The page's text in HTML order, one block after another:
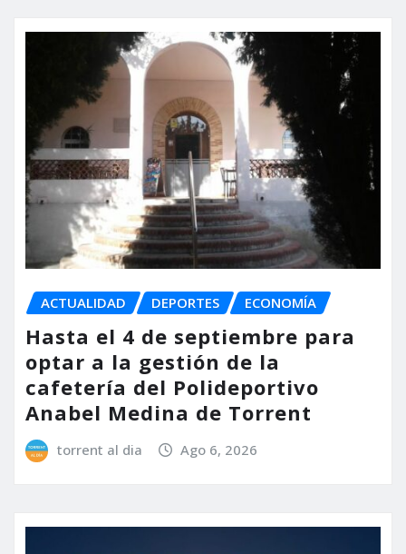
ACTUALIDAD DEPORTES ECONOMÍA
Hasta el 4 de septiembre para
optar a la gestión de la
cafetería del Polideportivo
Anabel Medina de Torrent
torrent al dia Ago 6, 2026